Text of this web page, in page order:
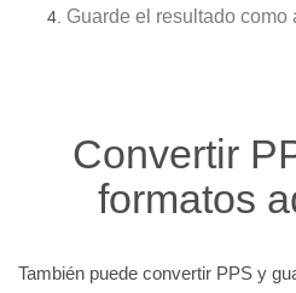
Guarde el resultado como
Convertir
formatos
También puede convertir PPS y